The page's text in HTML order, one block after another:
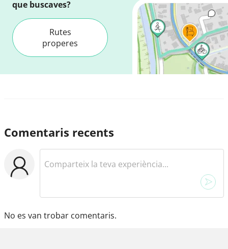
que buscaves?
Rutes
properes
Comentaris recents
No es van trobar comentaris.